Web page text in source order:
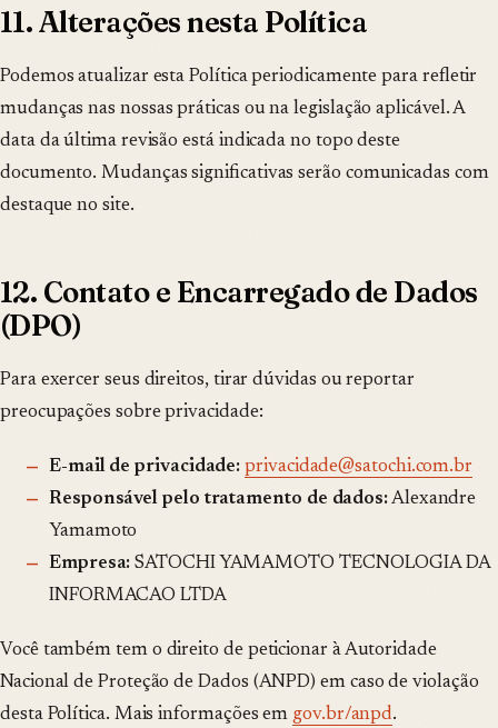
11. Alterações nesta Política
Podemos atualizar esta Política periodicamente para refletir
mudanças nas nossas práticas ou na legislação aplicável. A
data da última revisão está indicada no topo deste
documento. Mudanças significativas serão comunicadas com
destaque no site.
12. Contato e Encarregado de Dados
(DPO)
Para exercer seus direitos, tirar dúvidas ou reportar
preocupações sobre privacidade:
E-mail de privacidade: privacidade@satochi.com.br
Responsável pelo tratamento de dados:Alexandre
Yamamoto
Empresa: SATOCHI YAMAMOTO TECNOLOGIA DA
INFORMACAO LTDA
Você também tem o direito de peticionar à Autoridade
Nacional de Proteção de Dados (ANPD) em caso de violação
desta Política. Mais informações em gov.br/anpd.